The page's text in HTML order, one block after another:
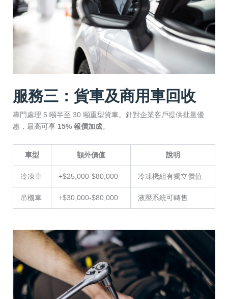
服務三：貨車及商用車回收
專門處理 5 噸半至 30 噸重型貨車。針對企業客戶提供批量優
惠，最高可享 15% 報價加成。
車型 額外價值 說明
冷凍車 +$25,000-$80,000 冷凍機組有獨立價值
吊機車 +$30,000-$80,000 液壓系統可轉售